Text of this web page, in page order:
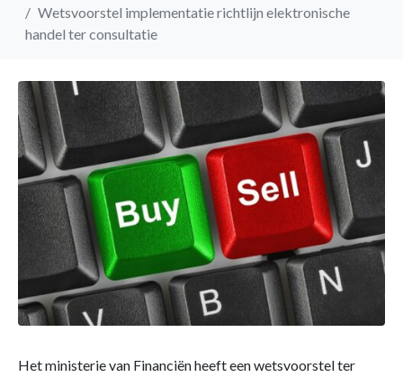
Wetsvoorstel implementatie richtlijn elektronische
handel ter consultatie
Het ministerie van Financiën heeft een wetsvoorstel ter